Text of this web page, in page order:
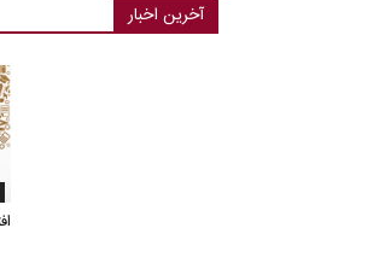
آخرین اخبار